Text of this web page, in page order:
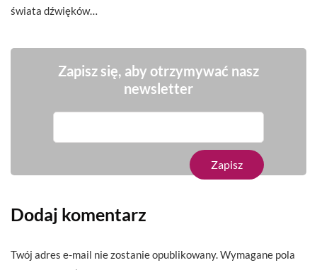
świata dźwięków…
Zapisz się, aby otrzymywać nasz
newsletter
Dodaj komentarz
Twój adres e-mail nie zostanie opublikowany. Wymagane pola